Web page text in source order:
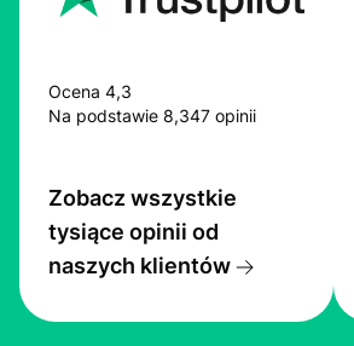
Ocena 4,3
Na podstawie 8,347 opinii
Zobacz wszystkie
tysiące opinii od
naszych klientów